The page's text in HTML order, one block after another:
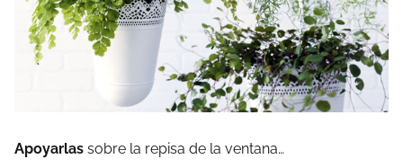
Apoyarlas sobre la repisa de la ventana…